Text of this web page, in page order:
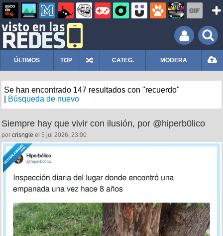
ÚLTIMOS TOP CATEG. MODERA
Se han encontrado 147 resultados con "recuerdo"
Búsqueda de nuevo
Siempre hay que vivir con ilusión, por @hiperb0lico
por crisngie el 5 jul 2026, 23:00